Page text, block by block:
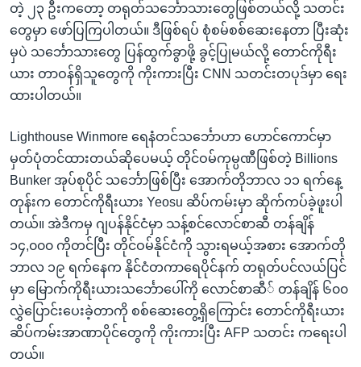
တဲ့ ၂၃ ဦးကတော့ တရုတ်သင်္ဘောသားတွေဖြစ်တယ်လို့ သတင်း
တွေမှာ ဖော်ပြကြပါတယ်။ ဒီဖြစ်ရပ် စုံစမ်စစ်ဆေးနေတာ ပြီးဆုံး
မှပဲ သင်္ဘောသားတွေ ပြန်ထွက်ခွာဖို့ ခွင့်ပြုမယ်လို့ တောင်ကိုရီး
ယား တာဝန်ရှိသူတွေကို ကိုးကားပြီး CNN သတင်းတပုဒ်မှာ ရေး
ထားပါတယ်။
Lighthouse Winmore ရေနံတင်သင်္ဘောဟာ ဟောင်ကောင်မှာ
မှတ်ပုံတင်ထားတယ်ဆိုပေမယ့် တိုင်ဝမ်ကုမ္ပဏီဖြစ်တဲ့ Billions
Bunker အုပ်စုပိုင် သင်္ဘောဖြစ်ပြီး အောက်တိုဘာလ ၁၁ ရက်နေ့
တုန်းက တောင်ကိုရီးယား Yeosu ဆိပ်ကမ်းမှာ ဆိုက်ကပ်ခဲ့ဖူးပါ
တယ်။ အဲဒီကမှ ဂျပန်နိုင်ငံမှာ သန့်စင်လောင်စာဆီ တန်ချိန်
၁၄,၀၀၀ ကိုတင်ပြီး တိုင်ဝမ်နိုင်ငံကို သွားရမယ့်အစား အောက်တို
ဘာလ ၁၉ ရက်နေက နိုင်ငံတကာရေပိုင်နက် တရုတ်ပင်လယ်ပြင်
မှာ မြောက်ကိုရီးယားသင်္ဘောပေါ်ကို လောင်စာဆီ် တန်ချိန် ၆၀၀
လွှဲပြောင်းပေးခဲ့တာကို စစ်ဆေးတွေ့ရှိကြောင်း တောင်ကိုရီးယား
ဆိပ်ကမ်းအာဏာပိုင်တွေကို ကိုးကားပြီး AFP သတင်း ကရေးပါ
တယ်။